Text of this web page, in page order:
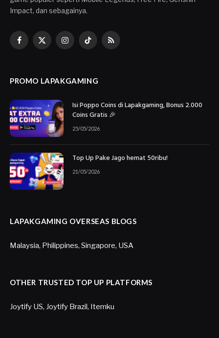
Impact, dan sebagainya.
Facebook
X
InstagramTikTokRSS
PROMO LAPAKGAMING
Isi Poppo Coins di Lapakgaming, Bonus 2.000
Coins Gratis 🎉
25/05/2026
Top Up Pake Jago hemat 50ribu!
21/05/2026
LAPAKGAMING OVERSEAS BLOGS
Malaysia, Philippines, Singapore, USA
OTHER TRUSTED TOP UP PLATFORMS
Joytify US, Joytify Brazil , Itemku